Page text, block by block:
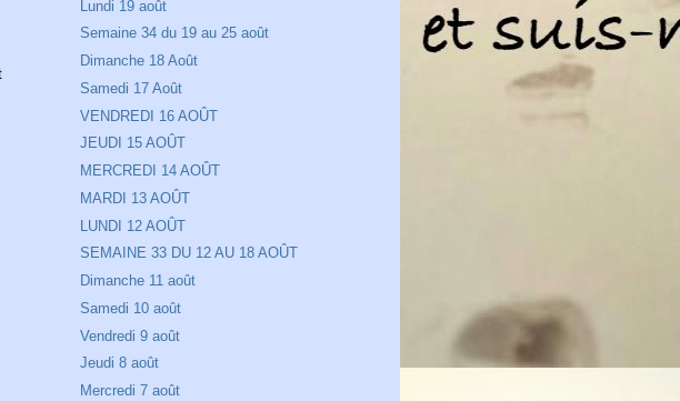
Lundi 19 août
Semaine 34 du 19 au 25 août
Dimanche 18 Août
Samedi 17 Août
VENDREDI 16 AOÛT
JEUDI 15 AOÛT
MERCREDI 14 AOÛT
MARDI 13 AOÛT
LUNDI 12 AOÛT
SEMAINE 33 DU 12 AU 18 AOÛT
Dimanche 11 août
Samedi 10 août
Vendredi 9 août
Jeudi 8 août
Mercredi 7 août